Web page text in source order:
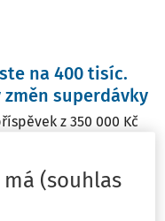
na 400 tisíc.
superdávky
z 350 000 Kč
a přesněji
...
(souhlas